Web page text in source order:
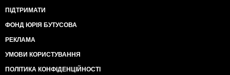
ПІДТРИМАТИ
ФОНД ЮРІЯ БУТУСОВА
РЕКЛАМА
УМОВИ КОРИСТУВАННЯ
ПОЛІТИКА КОНФІДЕНЦІЙНОСТІ